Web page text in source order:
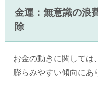
金運：無意識の浪
除
お金の動きに関して
膨らみやすい傾向にあ